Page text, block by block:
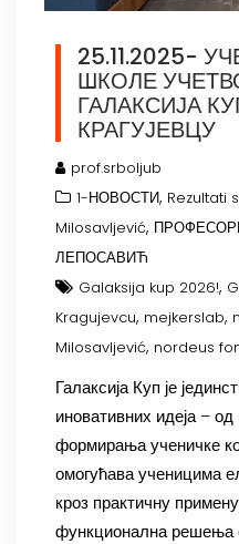
25.11.2025-
ШКОЛЕ
ГАЛАКСИЈА
КРАГУЈЕВЦУ
prof.srboljub
1-НОВОСТИ, Rezultati
Milosavljević,
ЛЕПОСАВИЋ
Galaksija kup 2026!,
Kragujevcu, mejkerslab,
Milosavljević, nordeus
Галаксија Куп је
иновативних идеја –
формирања ученичке
омогућава ученицима
кроз практичну
функционална решења